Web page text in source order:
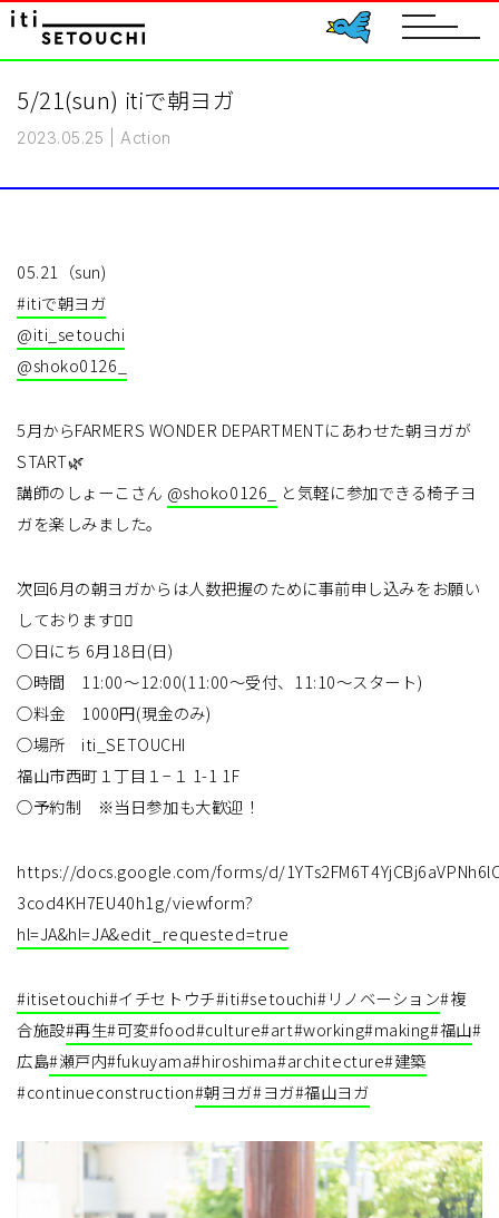
toggle
5/21(sun) itiで朝ヨガ
2023.05.25 Action
05.21（sun)
#itiで朝ヨガ
@iti_setouchi
@shoko0126_
5月からFARMERS WONDER DEPARTMENTにあわせた朝ヨガが
START🌿
講師のしょーこさん @shoko0126_
と気軽に参加できる椅子ヨ
ガを楽しみました。
次回6月の朝ヨガからは人数把握のために事前申し込みをお願い
しております🧘‍♀️
○日にち 6月18日(日)
○時間 11:00〜12:00(11:00〜受付、11:10〜スタート)
○料金 1000円(現金のみ)
○場所 iti_SETOUCHI
福山市西町１丁目１−１ 1-1 1F
○予約制 ※当日参加も大歓迎！
https://docs.google.com/forms/d/
3cod4KH7EU40h1g/viewform?
hl=JA&hl=JA&edit_requested=true
#itisetouchi#イチセトウチ#iti#setouchi#リノベーション#複
合施設#再生#可変#food#culture#art#working#making#福山#
広島#瀬戸内#fukuyama#hiroshima#architecture#建築
#continueconstruction#朝ヨガ#ヨガ#福山ヨガ